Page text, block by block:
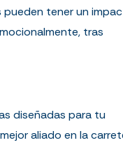
pueden tener un
tras
diseñadas para tu
aliado en la